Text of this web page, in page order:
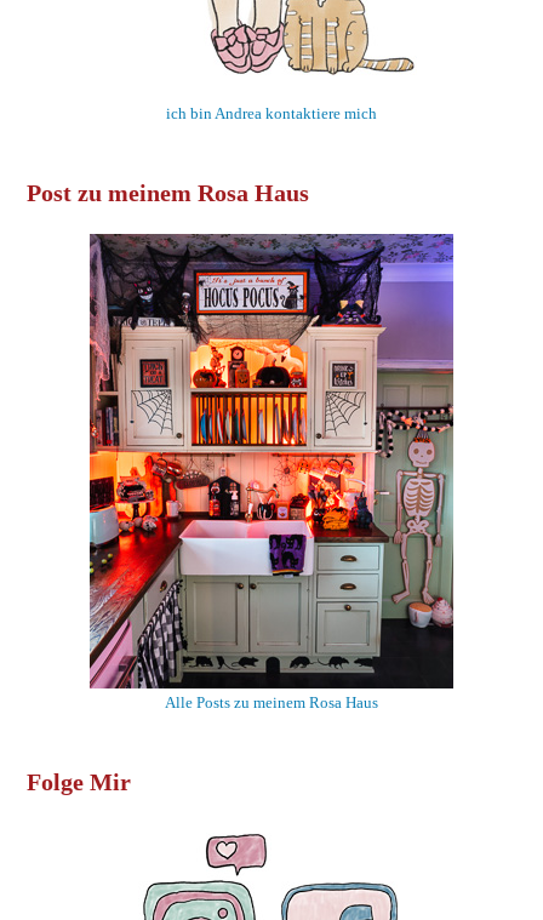
ich bin Andrea kontaktiere mich
Post zu meinem Rosa Haus
Alle Posts zu meinem Rosa Haus
Folge Mir